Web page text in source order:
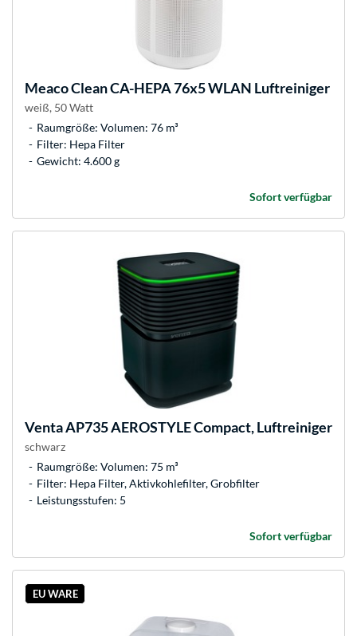
MeacoClean CA-HEPA 76x5 WLAN Luftreiniger
weiß, 50 Watt
Raumgröße: Volumen: 76 m³
Filter: Hepa Filter
Gewicht: 4.600 g
Sofort verfügbar
VentaAP735 AEROSTYLE Compact, Luftreiniger
schwarz
Raumgröße: Volumen: 75 m³
Filter: Hepa Filter, Aktivkohlefilter, Grobfilter
Leistungsstufen: 5
Sofort verfügbar
EU WARE